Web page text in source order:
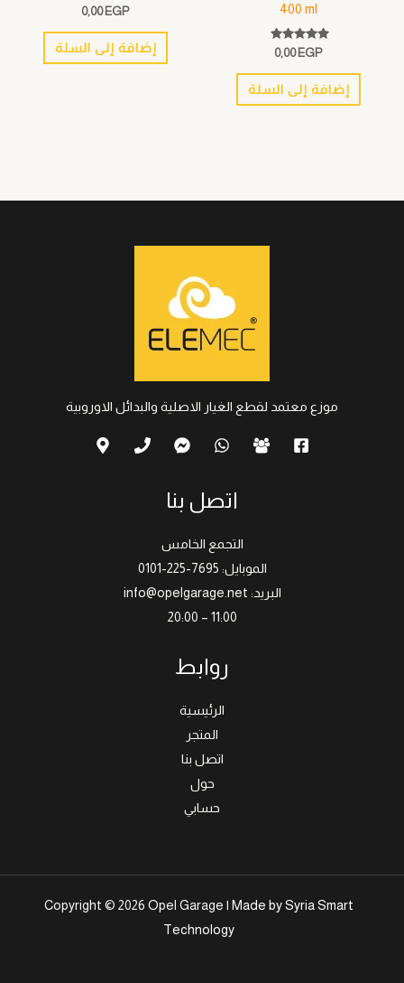
400 ml
تم التقييم
5.00
من 5
0,00EGP
إضافة إلى السلة
0,00 EGP
إضافة إلى السلة
موزع معتمد لقطع الغيار الاصلية والبدائل الاوروبية
اتصل بنا
التجمع الخامس
الموبايل: 7695-225-0101
البريد: info@opelgarage.net
11:00 – 20:00
روابط
الرئيسية
المتجر
اتصل بنا
حول
حسابي
Copyright © 2026 Opel Garage | Made by Syria Smart
Technology